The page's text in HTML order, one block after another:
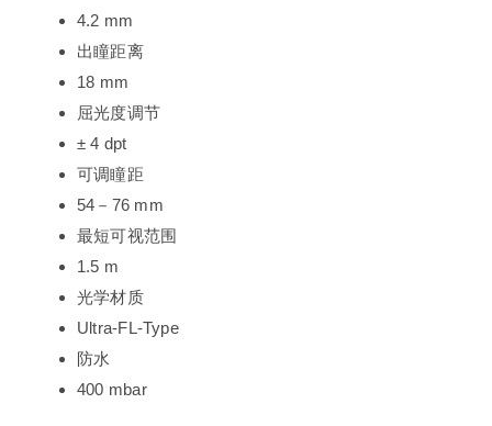
4.2 mm
出瞳距离
18 mm
屈光度调节
± 4 dpt
可调瞳距
54－76 mm
最短可视范围
1.5 m
光学材质
Ultra-FL-Type
防水
400 mbar